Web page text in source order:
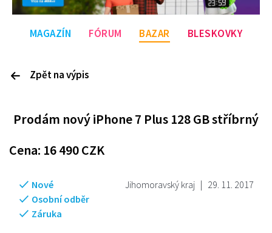
MAGAZÍN FÓRUM BAZAR BLESKOVKY
Zpět na výpis
Prodám nový iPhone 7 Plus 128 GB stříbrný
Cena: 16 490CZK
Jihomoravský kraj | 29. 11. 2017
Nové
Osobní odběr
Záruka